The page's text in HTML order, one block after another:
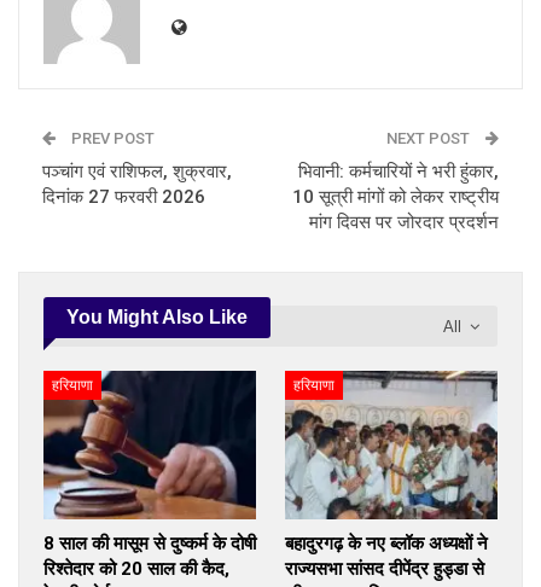
PREV POST
पञ्चांग एवं राशिफल, शुक्रवार,
दिनांक 27 फरवरी 2026
NEXT POST
भिवानी: कर्मचारियों ने भरी हुंकार,
10 सूत्री मांगों को लेकर राष्ट्रीय
मांग दिवस पर जोरदार प्रदर्शन
All
You Might Also Like
हरियाणा
8 साल की मासूम से दुष्कर्म के दोषी
रिश्तेदार को 20 साल की कैद,
हरियाणा
बहादुरगढ़ के नए ब्लॉक अध्यक्षों ने
राज्यसभा सांसद दीपेंद्र हुड्डा से